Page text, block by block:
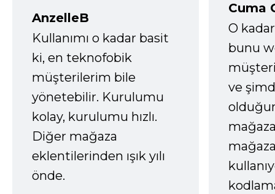
AnzelleB
Kullanımı o kadar basit
ki, en teknofobik
müşterilerim bile
yönetebilir. Kurulumu
kolay, kurulumu hızlı.
Diğer mağaza
eklentilerinden ışık yılı
önde.
Cuma
O
bunu
ve